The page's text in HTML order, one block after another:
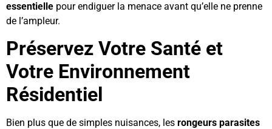
essentielle pour endiguer la menace avant qu’elle ne prenne
de l’ampleur.
Préservez Votre Santé et
Votre Environnement
Résidentiel
Bien plus que de simples nuisances, les rongeurs parasites